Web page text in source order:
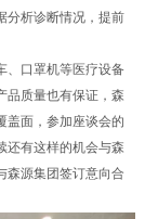
分析诊断情况，提前
、口罩机等医疗设备
品质量也有保证，森
盖面，参加座谈会的
还有这样的机会与森
森源集团签订意向合